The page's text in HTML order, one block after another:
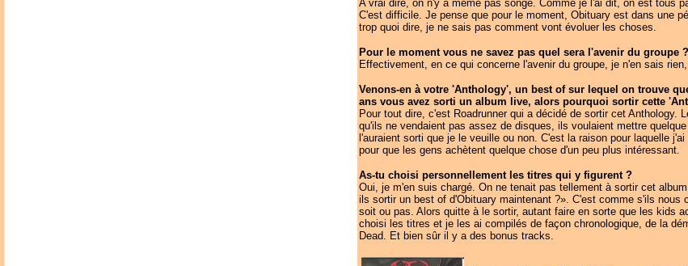
A vrai dire, on n'y a même pas songé. Comme je l'ai dit, on est tous
C'est difficile. Je pense que pour le moment, Obituary est dans une
trop quoi dire, je ne sais pas comment vont évoluer les choses.
Pour le moment vous ne savez pas quel sera l'avenir du groupe ?
Effectivement, en ce qui concerne l'avenir du groupe, je n'en sais
Venons-en à votre 'Anthology', un best of sur lequel on trouve
ans vous avez sorti un album live, alors pourquoi sortir cette
Pour tout dire, c'est Roadrunner qui a décidé de sortir cet Anthology.
qu'ils ne vendaient pas assez de disques, ils voulaient mettre
l'auraient sorti que je le veuille ou non. C'est la raison pour laquelle
pour que les gens achètent quelque chose d'un peu plus intéressant.
As-tu choisi personnellement les titres qui y figurent ?
Oui, je m'en suis chargé. On ne tenait pas tellement à sortir cet
ils sortir un best of d'Obituary maintenant ?». C'est comme s'ils nous
soit ou pas. Alors quitte à le sortir, autant faire en sorte que les kids
choisi les titres et je les ai compilés de façon chronologique, de la
Dead. Et bien sûr il y a des bonus tracks.